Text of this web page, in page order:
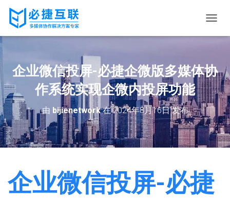
换
企业微信投屏-必捷企微版多媒体协
作系统实现企微内投屏功能
由 bijienetwork在2024年8月16日发布
企业微信投屏-必捷